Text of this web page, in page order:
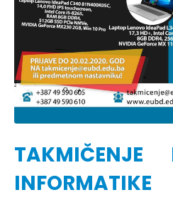
INFORMATIKE